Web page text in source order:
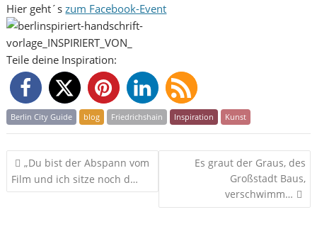
Hier geht´szum Facebook-Event
Teile deine Inspiration:
Berlin City Guide blog Friedrichshain Inspiration Kunst
Beitragsnavigation
„Du bist der Abspann vom
Film und ich sitze noch d…
Es graut der Graus, des
Großstadt Baus,
verschwimm…